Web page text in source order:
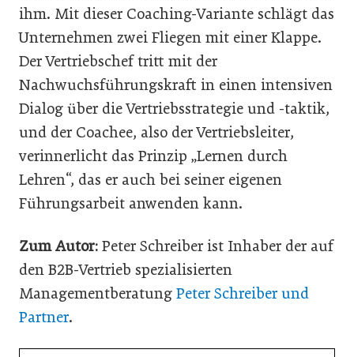
ihm. Mit dieser Coaching-Variante schlägt das
Unternehmen zwei Fliegen mit einer Klappe.
Der Vertriebschef tritt mit der
Nachwuchsführungskraft in einen intensiven
Dialog über die Vertriebsstrategie und -taktik,
und der Coachee, also der Vertriebsleiter,
verinnerlicht das Prinzip „Lernen durch
Lehren“, das er auch bei seiner eigenen
Führungsarbeit anwenden kann.
Zum Autor: Peter Schreiber ist Inhaber der auf
den B2B-Vertrieb spezialisierten
Managementberatung Peter Schreiber und
Partner.